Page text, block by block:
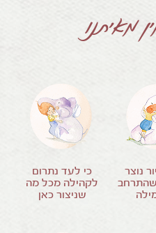
מאיתנו
נוצר
כי לעד נתרום
לקהילה מכל מה
שניצור כאן